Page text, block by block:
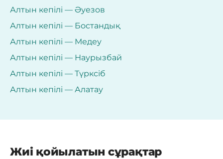
Алтын кепілі — Әуезов
Алтын кепілі — Бостандық
Алтын кепілі — Медеу
Алтын кепілі — Наурызбай
Алтын кепілі — Түрксіб
Алтын кепілі — Алатау
Жиі қойылатын сұрақтар